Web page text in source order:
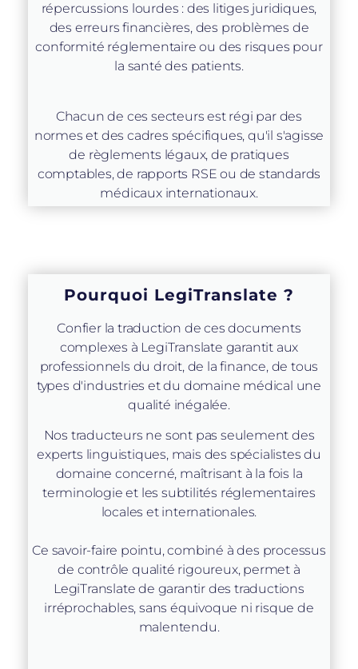
répercussions lourdes : des litiges juridiques,
des erreurs financières, des problèmes de
conformité réglementaire ou des risques pour
la santé des patients.
Chacun de ces secteurs est régi par des
normes et des cadres spécifiques, qu'il s'agisse
de règlements légaux, de pratiques
comptables, de rapports RSE ou de standards
médicaux internationaux.
Pourquoi LegiTranslate ?
Confier la traduction de ces documents
complexes à LegiTranslate garantit aux
professionnels du droit, de la finance, de tous
types d'industries et du domaine médical une
qualité inégalée.
Nos traducteurs ne sont pas seulement des
experts linguistiques, mais des spécialistes du
domaine concerné, maîtrisant à la fois la
terminologie et les subtilités réglementaires
locales et internationales.
Ce savoir-faire pointu, combiné à des processus
de contrôle qualité rigoureux, permet à
LegiTranslate de garantir des traductions
irréprochables, sans équivoque ni risque de
malentendu.